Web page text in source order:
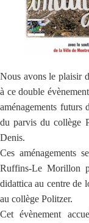
Nous avons le plaisir
à ce double
aménagements
du parvis du collège
Denis.
Ces aménagements
Ruffins-Le Morillon
didattica au centre de
au collège Politzer.
Cet évènement